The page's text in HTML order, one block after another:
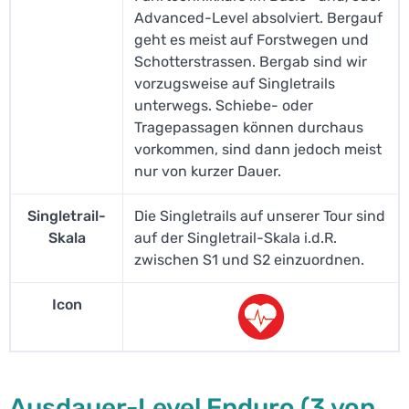
Advanced-Level absolviert. Bergauf
geht es meist auf Forstwegen und
Schotterstrassen. Bergab sind wir
vorzugsweise auf Singletrails
unterwegs. Schiebe- oder
Tragepassagen können durchaus
vorkommen, sind dann jedoch meist
nur von kurzer Dauer.
Singletrail-
Skala
Die Singletrails auf unserer Tour sind
auf der Singletrail-Skala i.d.R.
zwischen S1 und S2 einzuordnen.
Icon